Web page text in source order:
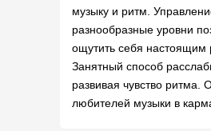
музыку и ритм.
разнообразные уровни
ощутить себя настоящим
Занятный способ
развивая чувство ритма.
любителей музыки в